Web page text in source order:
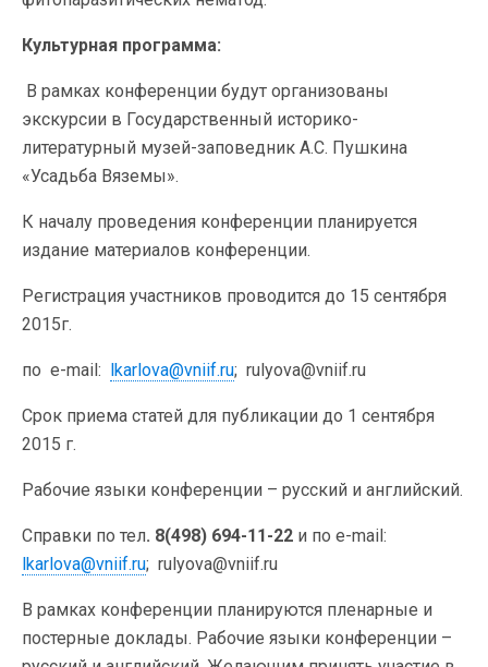
Культурная программа:
В рамках конференции будут организованы
экскурсии в Государственный историко-
литературный музей-заповедник А.С. Пушкина
«Усадьба Вяземы».
К началу проведения конференции планируется
издание материалов конференции.
Регистрация участников проводится до 15 сентября
2015г.
по e-mail: lkarlova@vniif.ru; rulyova@vniif.ru
Срок приема статей для публикации до 1 сентября
2015 г.
Рабочие языки конференции – русский и английский.
Справки по тел. 8(498) 694-11-22 и по e-mail:
lkarlova@vniif.ru; rulyova@vniif.ru
В рамках конференции планируются пленарные и
постерные доклады. Рабочие языки конференции –